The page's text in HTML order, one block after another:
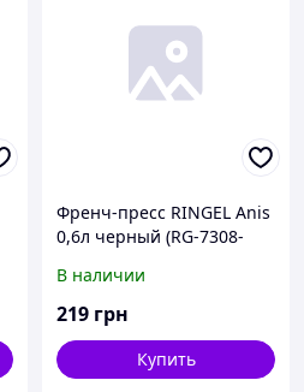
Френч-пресс RINGEL Anis
0,6л черный (RG-7308-
В наличии
219 грн
Купить